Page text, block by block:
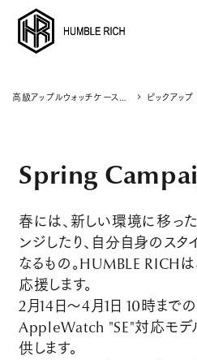
AppleWatch 11/10
AppleWatch 9/8/7
AppleWatch SE 3/2/
AppleWatch SE 3/2/1
STRAP/Accessory
Beltset
高級アップルウォッチケース・
ピックアップ
Spring
春には、新しい環境に移った
ンジしたり、自分自身のスタ
なるもの。HUMBLE RICH
応援します。
2月14日～4月1日 10時まで
AppleWatch "SE"対応モデ
供します。